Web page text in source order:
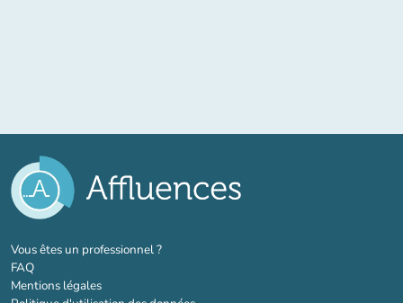
Vous êtes un professionnel ?(nouvel onglet)
FAQ
Mentions légales